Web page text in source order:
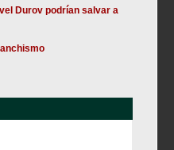
Durov podrían salvar a